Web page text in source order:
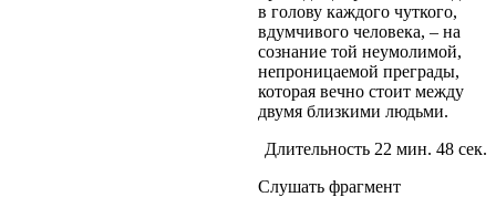
в голову каждого чуткого,
вдумчивого человека, – на
сознание той неумолимой,
непроницаемой преграды,
которая вечно стоит между
двумя близкими людьми.
Длительность 22 мин. 48 сек.
Слушать фрагмент